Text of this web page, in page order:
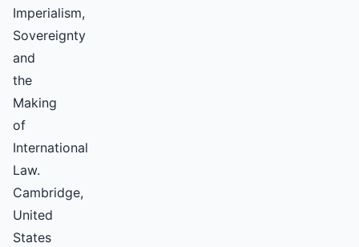
Imperialism,
Sovereignty
and
the
Making
of
International
Law.
Cambridge,
United
States